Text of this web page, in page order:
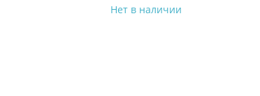
Нет в наличии